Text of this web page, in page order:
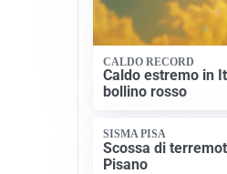
CALDO RECORD
Caldo estremo in
bollino rosso
SISMA PISA
Scossa di
Pisano